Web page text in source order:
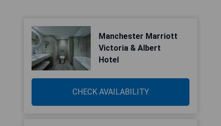
Manchester Marriott
Victoria & Albert
Hotel
CHECK AVAILABILITY